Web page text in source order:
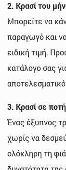
2. Κρασί του
Μπορείτε να
παραγωγό και
ειδική τιμή.
κατάλογο σας
3. Κρασί σε
Ένας έξυπνος
χωρίς να
ολόκληρη τη